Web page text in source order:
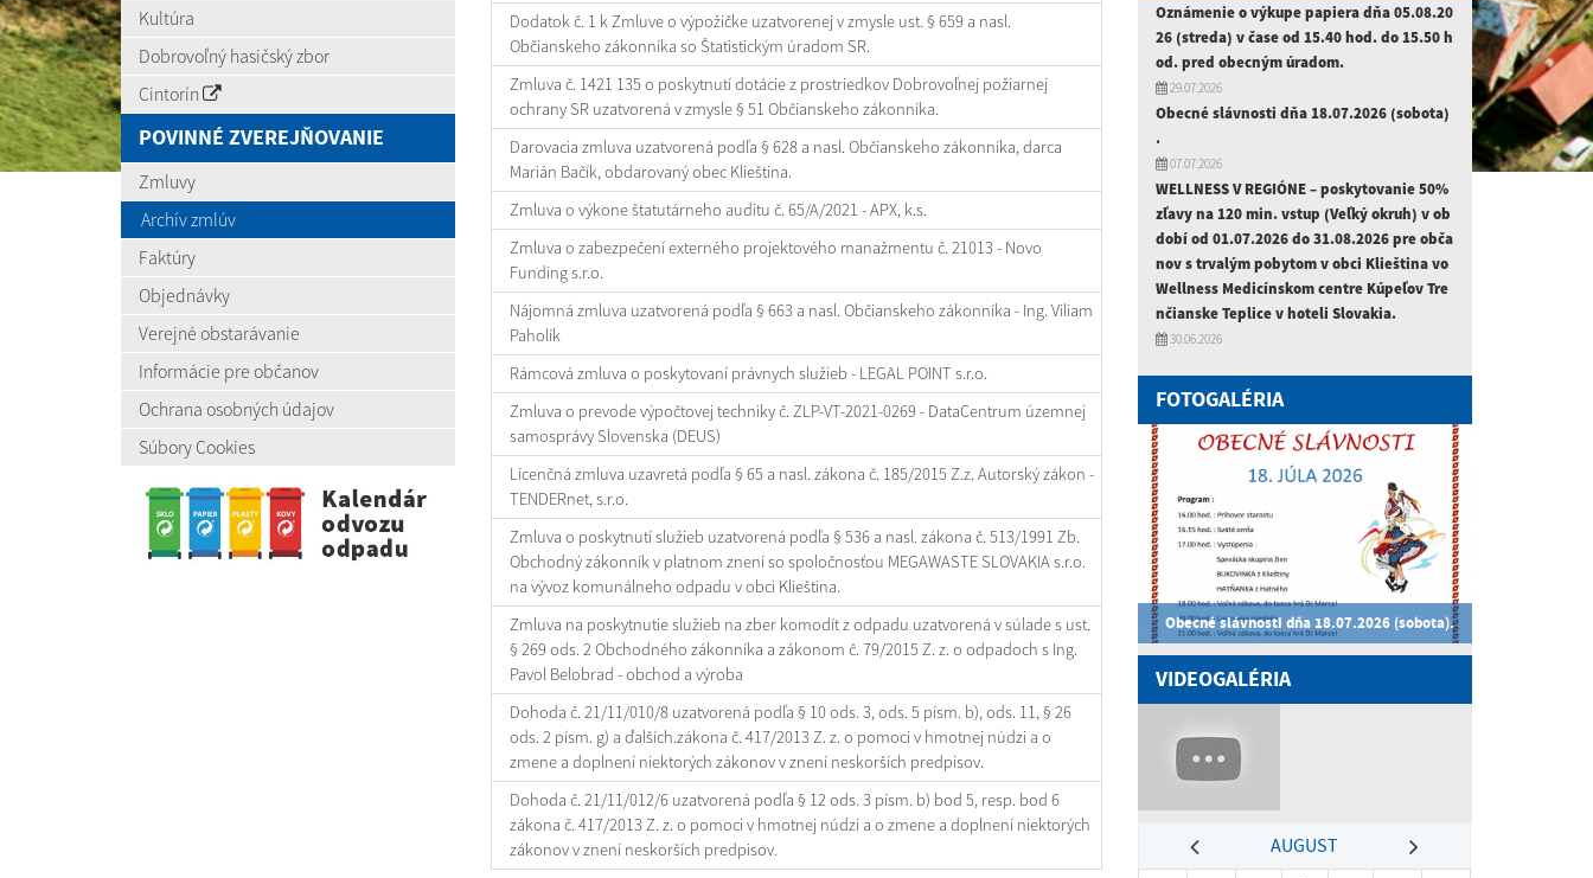
Kultúra
Dobrovoľný hasičský zbor
Cintorín
POVINNÉ ZVEREJŇOVANIE
Zmluvy
Archív zmlúv
Faktúry
Objednávky
Verejné obstarávanie
Informácie pre občanov
Ochrana osobných údajov
Súbory Cookies
Dodatok č. 1 k Zmluve o výpožičke uzatvorenej v zmysle ust. § 659 a nasl.
Občianskeho zákonníka so Štatistickým úradom SR.
Zmluva č. 1421 135 o poskytnutí dotácie z prostriedkov Dobrovoľnej požiarnej
ochrany SR uzatvorená v zmysle § 51 Občianskeho zákonníka.
Darovacia zmluva uzatvorená podľa § 628 a nasl. Občianskeho zákonníka, darca
Marián Bačík, obdarovaný obec Klieština.
Zmluva o výkone štatutárneho auditu č. 65/A/2021 - APX, k.s.
Zmluva o zabezpečení externého projektového manažmentu č. 21013 - Novo
Funding s.r.o.
Nájomná zmluva uzatvorená podľa § 663 a nasl. Občianskeho zákonníka - Ing. Viliam
Paholík
Rámcová zmluva o poskytovaní právnych služieb - LEGAL POINT s.r.o.
Zmluva o prevode výpočtovej techniky č. ZLP-VT-2021-0269 - DataCentrum územnej
samosprávy Slovenska (DEUS)
Licenčná zmluva uzavretá podľa § 65 a nasl. zákona č. 185/2015 Z.z. Autorský zákon -
TENDERnet, s.r.o.
Zmluva o poskytnutí služieb uzatvorená podľa § 536 a nasl. zákona č. 513/1991 Zb.
Obchodný zákonník v platnom znení so spoločnosťou MEGAWASTE SLOVAKIA s.r.o.
na vývoz komunálneho odpadu v obci Klieština.
Zmluva na poskytnutie služieb na zber komodít z odpadu uzatvorená v súlade s ust.
§ 269 ods. 2 Obchodného zákonníka a zákonom č. 79/2015 Z. z. o odpadoch s Ing.
Pavol Belobrad - obchod a výroba
Dohoda č. 21/11/010/8 uzatvorená podľa § 10 ods. 3, ods. 5 písm. b), ods. 11, § 26
ods. 2 písm. g) a ďalších.zákona č. 417/2013 Z. z. o pomoci v hmotnej núdzi a o
zmene a doplnení niektorých zákonov v znení neskorších predpisov.
Dohoda č. 21/11/012/6 uzatvorená podľa § 12 ods. 3 písm. b) bod 5, resp. bod 6
zákona č. 417/2013 Z. z. o pomoci v hmotnej núdzi a o zmene a doplnení niektorých
zákonov v znení neskorších predpisov.
Oznámenie o výkupe papiera dňa 05.08.20
26 (streda) v čase od 15.40 hod. do 15.50 h
od. pred obecným úradom.
29.07.2026
Obecné slávnosti dňa 18.07.2026 (sobota)
.
07.07.2026
WELLNESS V REGIÓNE – poskytovanie 50%
zľavy na 120 min. vstup (Veľký okruh) v ob
dobí od 01.07.2026 do 31.08.2026 pre obča
nov s trvalým pobytom v obci Klieština vo
Wellness Medicínskom centre Kúpeľov Tre
nčianske Teplice v hoteli Slovakia.
30.06.2026
FOTOGALÉRIA
Obecné slávnosti dňa 18.07.2026 (sobota).
VIDEOGALÉRIA
AUGUST